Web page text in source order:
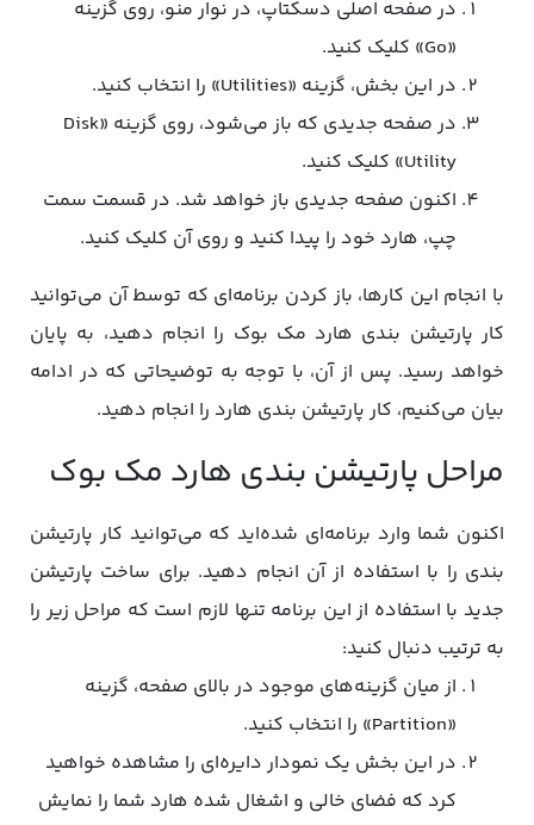
در صفحه اصلی دسکتاپ، در نوار منو، روی گزینه‌
«Go» کلیک کنید.
در این بخش، گزینه «Utilities» را انتخاب کنید.
در صفحه جدیدی که باز می‌شود، روی گزینه «Disk
Utility» کلیک کنید.
اکنون صفحه جدیدی باز خواهد شد. در قسمت سمت
چپ، هارد خود را پیدا کنید و روی آن کلیک کنید.
با انجام این کارها، باز کردن برنامه‌ای که توسط آن می‌توانید
کار پارتیشن بندی هارد مک بوک را انجام دهید، به پایان
خواهد رسید. پس از آن، با توجه به توضیحاتی که در ادامه
بیان می‌کنیم، کار پارتیشن بندی هارد را انجام دهید.
مراحل پارتیشن بندی هارد مک بوک
اکنون شما وارد برنامه‌ای شده‌اید که می‌توانید کار پارتیشن
بندی را با استفاده از آن انجام دهید. برای ساخت پارتیشن
جدید با استفاده از این برنامه تنها لازم است که مراحل زیر را
به ترتیب دنبال کنید:
از میان گزینه‌های موجود در بالای صفحه، گزینه
«Partition» را انتخاب کنید.
در این بخش یک نمودار دایره‌ای را مشاهده خواهید
کرد که فضای خالی و اشغال شده هارد شما را نمایش